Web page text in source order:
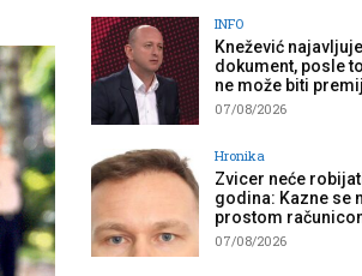
INFO
Knežević
dokument, posle
ne može biti
07/08/2026
Hronika
Zvicer neće
godina: Kazne se
prostom
07/08/2026